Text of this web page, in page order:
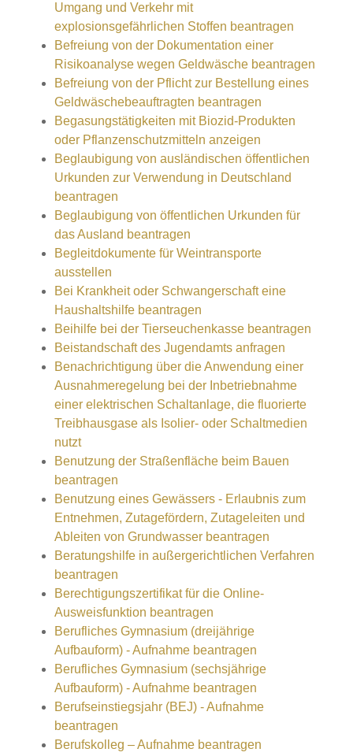
Umgang und Verkehr mit
explosionsgefährlichen Stoffen beantragen
Befreiung von der Dokumentation einer
Risikoanalyse wegen Geldwäsche beantragen
Befreiung von der Pflicht zur Bestellung eines
Geldwäschebeauftragten beantragen
Begasungstätigkeiten mit Biozid-Produkten
oder Pflanzenschutzmitteln anzeigen
Beglaubigung von ausländischen öffentlichen
Urkunden zur Verwendung in Deutschland
beantragen
Beglaubigung von öffentlichen Urkunden für
das Ausland beantragen
Begleitdokumente für Weintransporte
ausstellen
Bei Krankheit oder Schwangerschaft eine
Haushaltshilfe beantragen
Beihilfe bei der Tierseuchenkasse beantragen
Beistandschaft des Jugendamts anfragen
Benachrichtigung über die Anwendung einer
Ausnahmeregelung bei der Inbetriebnahme
einer elektrischen Schaltanlage, die fluorierte
Treibhausgase als Isolier- oder Schaltmedien
nutzt
Benutzung der Straßenfläche beim Bauen
beantragen
Benutzung eines Gewässers - Erlaubnis zum
Entnehmen, Zutagefördern, Zutageleiten und
Ableiten von Grundwasser beantragen
Beratungshilfe in außergerichtlichen Verfahren
beantragen
Berechtigungszertifikat für die Online-
Ausweisfunktion beantragen
Berufliches Gymnasium (dreijährige
Aufbauform) - Aufnahme beantragen
Berufliches Gymnasium (sechsjährige
Aufbauform) - Aufnahme beantragen
Berufseinstiegsjahr (BEJ) - Aufnahme
beantragen
Berufskolleg – Aufnahme beantragen